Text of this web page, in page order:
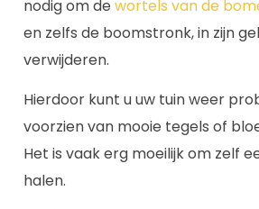
nodig om de wortels van de
en zelfs de boomstronk, in zijn
verwijderen.
Hierdoor kunt u uw tuin weer
voorzien van mooie tegels of
Het is vaak erg moeilijk om zelf
halen.